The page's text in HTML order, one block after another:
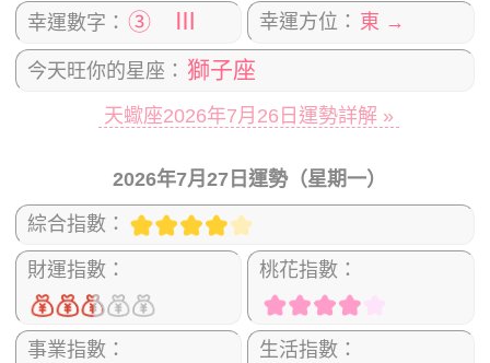
幸運數字： ③ Ⅲ 幸運方位： 東 →
今天旺你的星座： 獅子座
天蠍座2026年7月26日運勢詳解 »
2026年7月27日運勢（星期一）
綜合指數：
財運指數： 桃花指數：
事業指數： 生活指數：